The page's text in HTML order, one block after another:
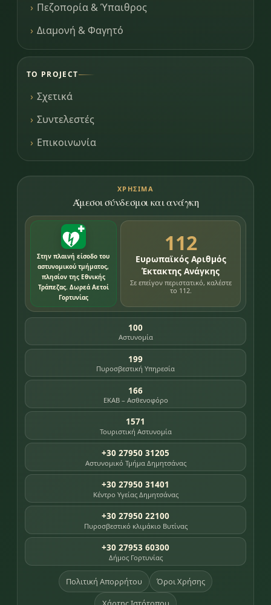
Πεζοπορία & Ύπαιθρος
Διαμονή & Φαγητό
ΤΟ PROJECT
Σχετικά
Συντελεστές
Επικοινωνία
ΧΡΉΣΙΜΑ
Άμεσοι σύνδεσμοι και ανάγκη
Στην πλαινή είσοδο του
αστυνομικού τμήματος,
πλησίον της Εθνικής
Τράπεζας. Δωρεά Αετοί
Γορτυνίας
112
Ευρωπαϊκός Αριθμός
Έκτακτης Ανάγκης
Σε επείγον περιστατικό, καλέστε
το 112.
100
Αστυνομία
199
Πυροσβεστική Υπηρεσία
166
ΕΚΑΒ – Ασθενοφόρο
1571
Τουριστική Αστυνομία
+30 27950 31205
Αστυνομικό Τμήμα Δημητσάνας
+30 27950 31401
Κέντρο Υγείας Δημητσάνας
+30 27950 22100
Πυροσβεστικό κλιμάκιο Βυτίνας
+30 27953 60300
Δήμος Γορτυνίας
Πολιτική Απορρήτου Όροι Χρήσης